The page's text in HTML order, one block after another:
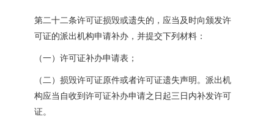
第二十二条许可证损毁或遗失的，应当及时向颁发许
可证的派出机构申请补办，并提交下列材料：
（一）许可证补办申请表；
（二）损毁许可证原件或者许可证遗失声明。派出机
构应当自收到许可证补办申请之日起三日内补发许可
证。